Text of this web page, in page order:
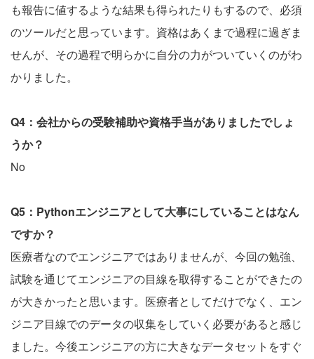
も報告に値するような結果も得られたりもするので、必須
のツールだと思っています。資格はあくまで過程に過ぎま
せんが、その過程で明らかに自分の力がついていくのがわ
かりました。
Q4：会社からの受験補助や資格手当がありましたでしょ
うか？
No
Q5：Pythonエンジニアとして大事にしていることはなん
ですか？
医療者なのでエンジニアではありませんが、今回の勉強、
試験を通じてエンジニアの目線を取得することができたの
が大きかったと思います。医療者としてだけでなく、エン
ジニア目線でのデータの収集をしていく必要があると感じ
ました。今後エンジニアの方に大きなデータセットをすぐ